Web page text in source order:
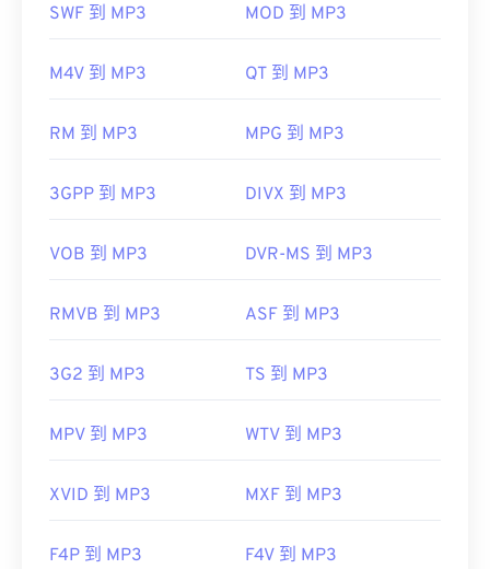
有用的链接：
https://www.iso.org/standard/22412.html
另一个可以打开 MP3 文件的程序是VLC 媒体播放
名。它们是Masterpoint 绿点数据（已过时）和
以比特币支付赎金的恶意软件，但幸运的是，它现已
制定者：
运动图像专家组
首次发行：1993年
https://en.wikipedia.org/wiki/MP3
a/music-player-application-format.html
SWF 到 MP3 MOD 到 MP3
M4V 到 MP3 QT 到 MP3
RM 到 MP3 MPG 到 MP3
3GPP 到 MP3 DIVX 到 MP3
VOB 到 MP3 DVR-MS 到 MP3
RMVB 到 MP3 ASF 到 MP3
3G2 到 MP3 TS 到 MP3
MPV 到 MP3 WTV 到 MP3
XVID 到 MP3 MXF 到 MP3
F4P 到 MP3 F4V 到 MP3